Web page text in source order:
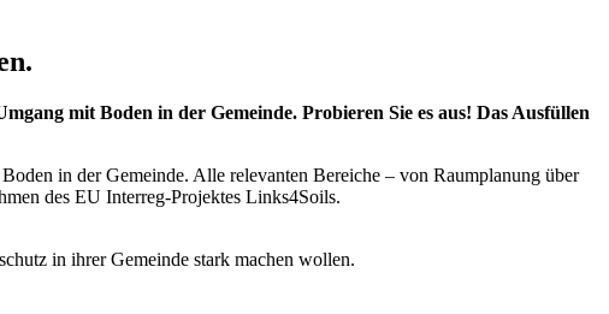
mit Boden in der Gemeinde. Probieren Sie es aus! Das Ausfüllen
in der Gemeinde. Alle relevanten Bereiche – von Raumplanung über
des EU Interreg-Projektes Links4Soils.
in ihrer Gemeinde stark machen wollen.